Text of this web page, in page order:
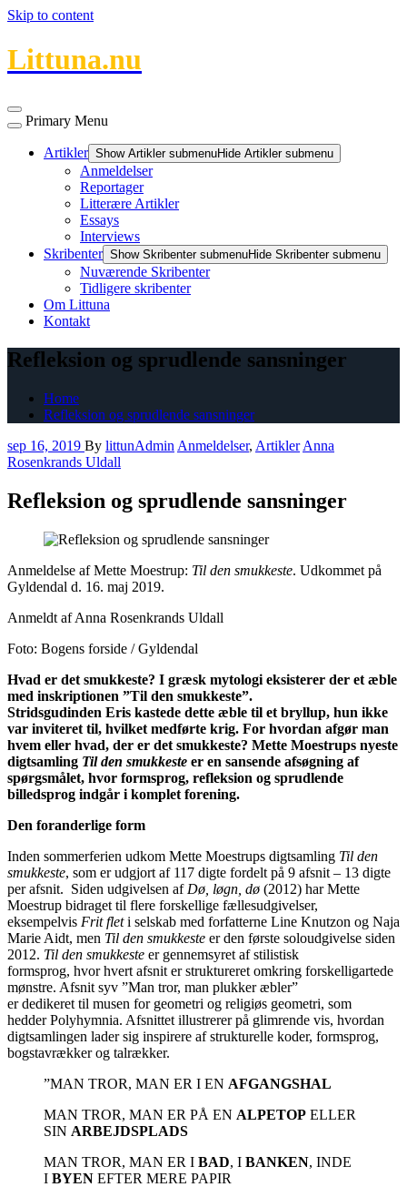
Skip to content
Littuna.nu
Primary Menu
Artikler Show Artikler submenuHide Artikler submenu
Anmeldelser
Reportager
Litterære Artikler
Essays
Interviews
Skribenter Show Skribenter submenuHide Skribenter submenu
Nuværende Skribenter
Tidligere skribenter
Om Littuna
Kontakt
Refleksion og sprudlende sansninger
Home
Refleksion og sprudlende sansninger
sep 16, 2019 By littunAdmin Anmeldelser, Artikler Anna
Rosenkrands Uldall
Refleksion og sprudlende sansninger
Anmeldelse af Mette Moestrup: Til den smukkeste. Udkommet på
Gyldendal d. 16. maj 2019.
Anmeldt af Anna Rosenkrands Uldall
Foto: Bogens forside / Gyldendal
Hvad er det smukkeste? I græsk mytologi eksisterer der et æble
med inskriptionen ”Til den smukkeste”.
Stridsgudinden Eris kastede dette æble til et bryllup, hun ikke
var inviteret til, hvilket medførte krig. For hvordan afgør man
hvem eller hvad, der er det smukkeste? Mette Moestrups nyeste
digtsamling Til den smukkeste er en sansende afsøgning af
spørgsmålet, hvor formsprog, refleksion og sprudlende
billedsprog indgår i komplet forening.
Den foranderlige form
Inden sommerferien udkom Mette Moestrups digtsamling Til den
smukkeste, som er udgjort af 117 digte fordelt på 9 afsnit – 13 digte
per afsnit. Siden udgivelsen af Dø, løgn, dø (2012) har Mette
Moestrup bidraget til flere forskellige fællesudgivelser,
eksempelvis Frit fleti selskab med forfatterne Line Knutzon og Naja
Marie Aidt, men Til den smukkeste er den første soloudgivelse siden
2012. Til den smukkeste er gennemsyret af stilistisk
formsprog, hvorhvert afsnit er struktureret omkring forskelligartede
mønstre. Afsnit syv ”Man tror, man plukker æbler”
erdedikeret til musen for geometri og religiøs geometri, som
hedderPolyhymnia. Afsnittet illustrerer på glimrende vis, hvordan
digtsamlingen lader sig inspirere af strukturelle koder, formsprog,
bogstavrækker og talrækker.
”MAN TROR, MAN ER I EN AFGANGSHAL
MAN TROR, MAN ER PÅ EN ALPETOP ELLER
SIN ARBEJDSPLADS
MAN TROR, MAN ER I BAD, I BANKEN, INDE
I BYEN EFTER MERE PAPIR